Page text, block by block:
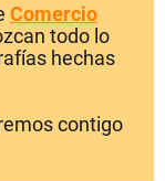
Comercio
todo lo
hechas
contigo